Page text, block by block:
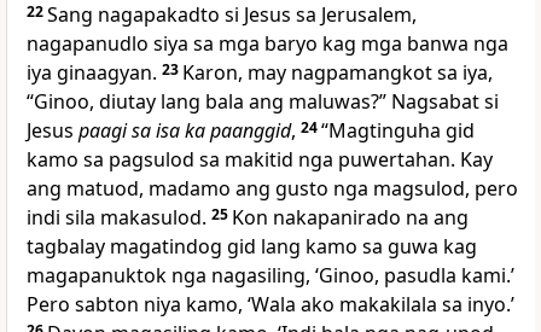
22Sang nagapakadto si Jesus sa Jerusalem,
nagapanudlo siya sa mga baryo kag mga banwa nga
iya ginaagyan. 23 Karon, may nagpamangkot sa iya,
“Ginoo, diutay lang bala ang maluwas?” Nagsabat si
Jesus paagi sa isa ka paanggid, 24“Magtinguha gid
kamo sa pagsulod sa makitid nga puwertahan. Kay
ang matuod, madamo ang gusto nga magsulod, pero
indi sila makasulod. 25 Kon nakapanirado na ang
tagbalay magatindog gid lang kamo sa guwa kag
magapanuktok nga nagasiling, ‘Ginoo, pasudla kami.’
Pero sabton niya kamo, ‘Wala ako makakilala sa inyo.’